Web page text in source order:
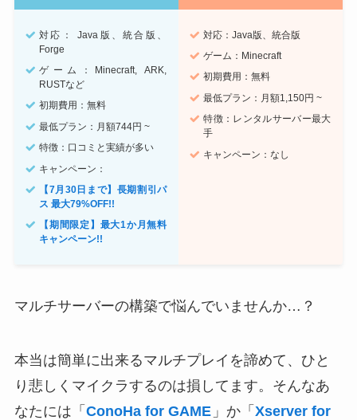
対応： Java版、統合版、
Forge
ゲーム：Minecraft, ARK,
RUSTなど
初期費用：無料
最低プラン：月額744円 ~
特徴：口コミと実績が多い
キャンペーン：
【7月30日まで】長期割引パ
ス 最大79%OFF!!
【期間限定】最大1か月無料
キャンペーン!!
対応：Java版、統合版
ゲーム：Minecraft
初期費用：無料
最低プラン：月額1,150円 ~
特徴：レンタルサーバー最大
手
キャンペーン：なし
マルチサーバーの構築で悩んでいませんか…？
本当は簡単に出来るマルチプレイを諦めて、ひと
り悲しくマイクラするのは損してます。そんなあ
なたには「 ConoHa for GAME 」か「 Xserver for